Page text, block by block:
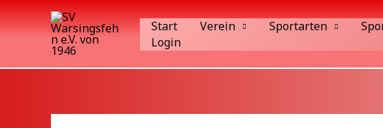
Zum
Inhalt
Start Verein Sportarten
Login